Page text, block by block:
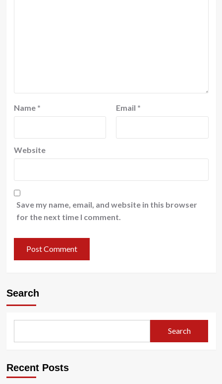
Name * Email *
Website
Save my name, email, and website in this browser
for the next time I comment.
Search
Search
Recent Posts